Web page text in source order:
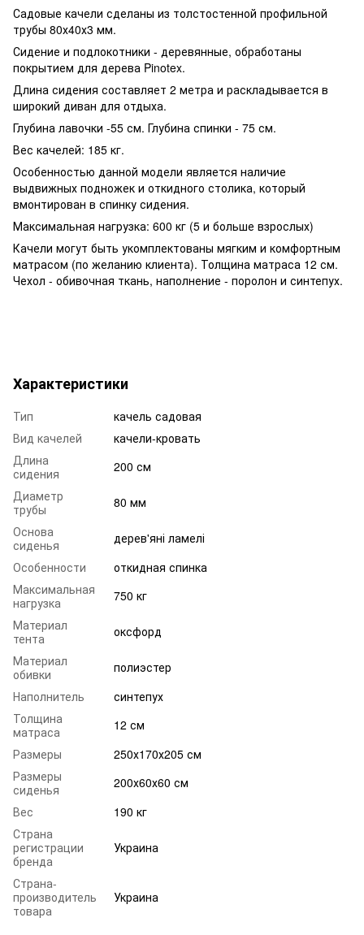
Садовые качели сделаны из толстостенной профильной
трубы 80х40х3 мм.
Сидение и подлокотники - деревянные, обработаны
покрытием для дерева Pinotex.
Длина сидения составляет 2 метра и раскладывается в
широкий диван для отдыха.
Глубина лавочки -55 см. Глубина спинки - 75 см.
Вес качелей: 185 кг.
Особенностью данной модели является наличие
выдвижных подножек и откидного столика, который
вмонтирован в спинку сидения.
Максимальная нагрузка: 600 кг (5 и больше взрослых)
Качели могут быть укомплектованы мягким и комфортным
матрасом (по желанию клиента). Толщина матраса 12 см.
Чехол - обивочная ткань, наполнение - поролон и синтепух.
Характеристики
Тип
качель садовая
Вид качелей
качели-кровать
Длина
сидения
200 см
Диаметр
трубы
80 мм
Основа
сиденья
дерев'яні ламелі
Особенности
откидная спинка
Максимальная
нагрузка
750 кг
Материал
тента
оксфорд
Материал
обивки
полиэстер
Наполнитель
синтепух
Толщина
матраса
12 см
Размеры
250х170х205 см
Размеры
сиденья
200х60х60 см
Вес
190 кг
Страна
регистрации
бренда
Украина
Страна-
производитель
товара
Украина